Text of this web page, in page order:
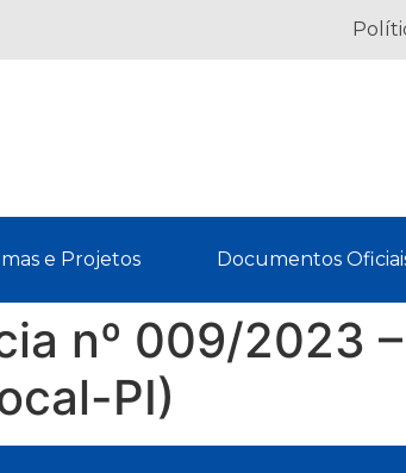
e Projetos Documentos
nº 009/2023
PI)